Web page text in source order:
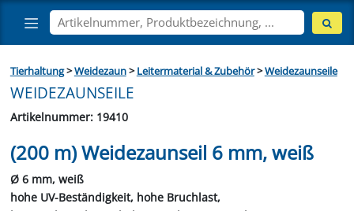
Tierhaltung>Weidezaun>Leitermaterial & Zubehör>Weidezaunseile
WEIDEZAUNSEILE
Artikelnummer: 19410
(200 m) Weidezaunseil 6 mm, weiß
Ø 6 mm, weiß
hohe UV-Beständigkeit, hohe Bruchlast,